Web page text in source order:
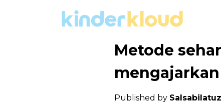
Metode
Published by